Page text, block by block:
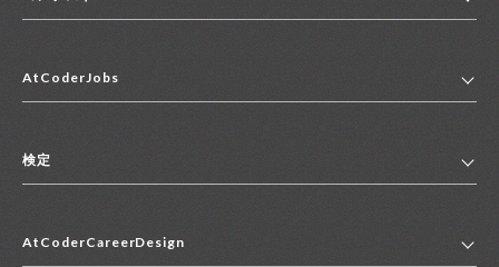
コンテスト一覧
便利リンク集
AtCoderJobs
2027年新卒採用求人一覧
中途採用求人一覧
検定
マイページ
AtCoderCareerDesign